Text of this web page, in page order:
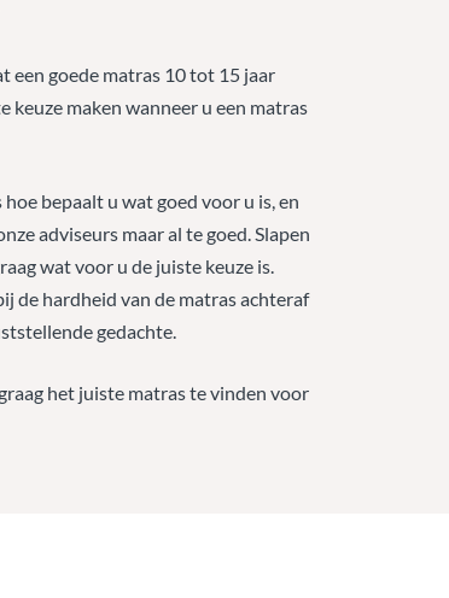
een goede matras 10 tot 15 jaar
keuze maken wanneer u een matras
bepaalt u wat goed voor u is, en
adviseurs maar al te goed. Slapen
wat voor u de juiste keuze is.
de hardheid van de matras achteraf
gedachte.
het juiste matras te vinden voor